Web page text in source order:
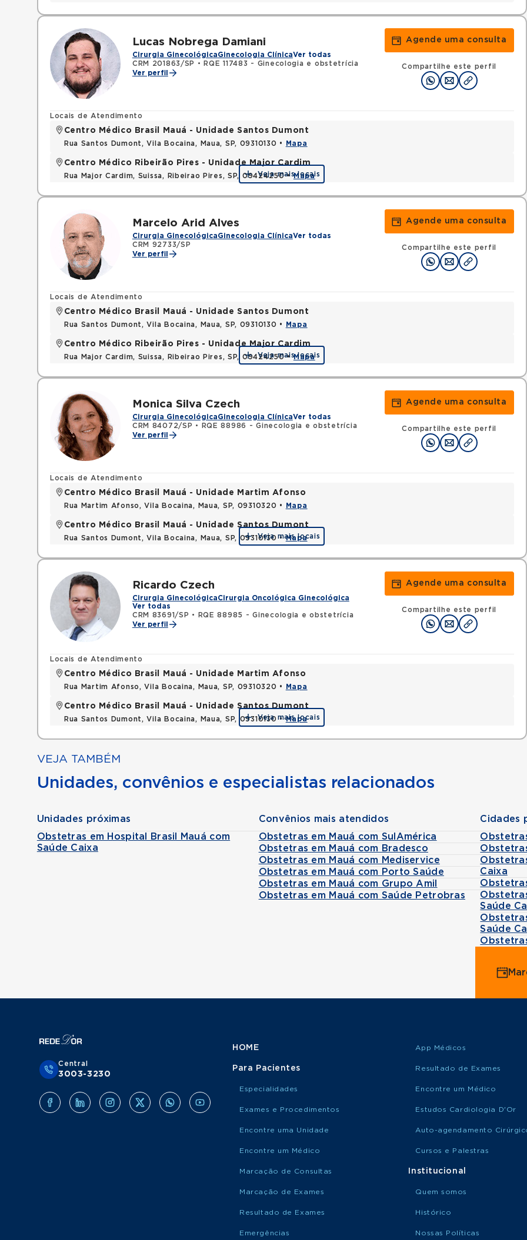
Lucas Nobrega Damiani
Cirurgia GinecológicaGinecologia ClínicaVer todas
CRM 201863/SP
•
RQE 117483 - Ginecologia e obstetrícia
Ver perfil
Agende uma consulta
Compartilhe este perfil
Locais de Atendimento
Centro Médico Brasil Mauá - Unidade Santos Dumont
Rua Santos Dumont, Vila Bocaina, Maua, SP, 09310130 • Mapa
Centro Médico Ribeirão Pires - Unidade Major Cardim
Rua Major Cardim, Suissa, Ribeirao Pires, SP, 09424250 •Mapa
Veja mais locais
Marcelo Arid Alves
Cirurgia GinecológicaGinecologia ClínicaVer todas
CRM 92733/SP
Ver perfil
Agende uma consulta
Compartilhe este perfil
Locais de Atendimento
Centro Médico Brasil Mauá - Unidade Santos Dumont
Rua Santos Dumont, Vila Bocaina, Maua, SP, 09310130 • Mapa
Centro Médico Ribeirão Pires - Unidade Major Cardim
Rua Major Cardim, Suissa, Ribeirao Pires, SP, 09424250 •Mapa
Veja mais locais
Monica Silva Czech
Cirurgia GinecológicaGinecologia ClínicaVer todas
CRM 84072/SP •
RQE 88986 - Ginecologia e obstetrícia
Ver perfil
Agende uma consulta
Compartilhe este perfil
Locais de Atendimento
Centro Médico Brasil Mauá - Unidade Martim Afonso
Rua Martim Afonso, Vila Bocaina, Maua, SP, 09310320 • Mapa
Centro Médico Brasil Mauá - Unidade Santos Dumont
Rua Santos Dumont, Vila Bocaina, Maua, SP, 09310130 •Mapa
Veja mais locais
Ricardo Czech
Cirurgia GinecológicaCirurgia Oncológica Ginecológica
Ver todas
CRM 83691/SP •
RQE 88985 - Ginecologia e obstetrícia
Ver perfil
Agende uma consulta
Compartilhe este perfil
Locais de Atendimento
Centro Médico Brasil Mauá - Unidade Martim Afonso
Rua Martim Afonso, Vila Bocaina, Maua, SP, 09310320 • Mapa
Centro Médico Brasil Mauá - Unidade Santos Dumont
Rua Santos Dumont, Vila Bocaina, Maua, SP, 09310130 •Mapa
Veja mais locais
VEJA TAMBÉM
Unidades, convênios e especialistas relacionados
Unidades próximas
Obstetras em Hospital Brasil Mauá com
Saúde Caixa
Convênios mais atendidos
Obstetras em Mauá com SulAmérica
Obstetras em Mauá com Bradesco
Obstetras em Mauá com Mediservice
Obstetras em Mauá com Porto Saúde
Obstetras em Mauá com Grupo Amil
Obstetras em Mauá com Saúde Petrobras
Cidades
Caixa
Saúde
Saúde
Central
3003-3230
HOME
Para Pacientes
Especialidades
Exames e Procedimentos
Encontre uma Unidade
Encontre um Médico
Marcação de Consultas
Marcação de Exames
Resultado de Exames
Emergências
App Médicos
Resultado de Exames
Encontre um Médico
Estudos Cardiologia D'Or
Auto-agendamento
Cursos e Palestras
Institucional
Quem somos
Histórico
Nossas Políticas